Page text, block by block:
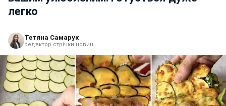
легко
Тетяна Самарук
редактор стрічки новин